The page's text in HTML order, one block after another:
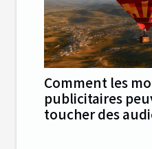
Comment les
publicitaires
toucher des